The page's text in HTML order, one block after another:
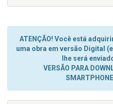
ATENÇÃO! Você está
uma obra em versão Digital
lhe será
VERSÃO PARA